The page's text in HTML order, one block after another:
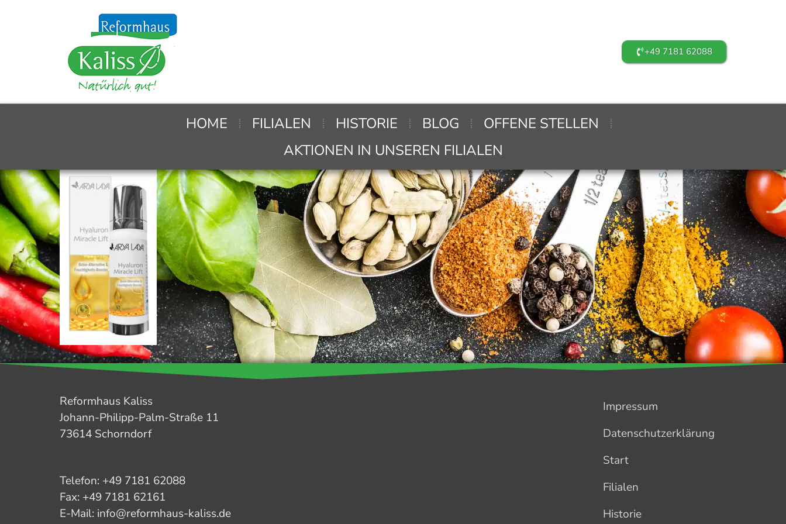
+49 7181 62088
HOME FILIALEN HISTORIE BLOG
OFFENE STELLEN
AKTIONEN IN UNSEREN FILIALEN
Reformhaus Kaliss
Johann-Philipp-Palm-Straße 11
73614 Schorndorf
Telefon: +49 7181 62088
Fax: +49 7181 62161
E-Mail: info@reformhaus-kaliss.de
Impressum
Datenschutzerklärung
Start
Filialen
Historie